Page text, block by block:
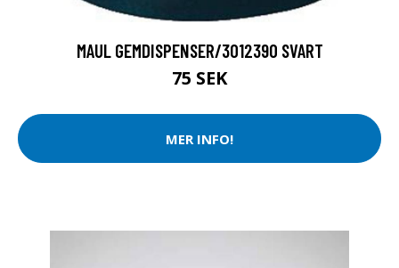
MAUL GEMDISPENSER/3012390 SVART
75 SEK
MER INFO!